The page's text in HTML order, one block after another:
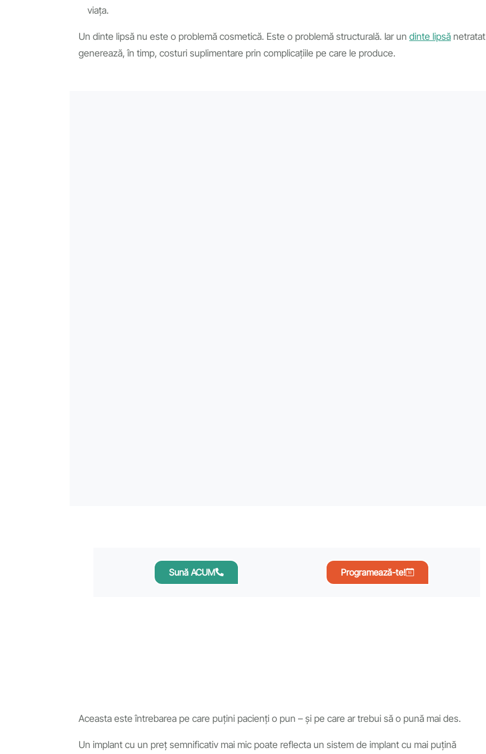
viața.
Un dinte lipsă nu este o problemă cosmetică. Este o problemă structurală. Iar un dinte lipsă netratat
generează, în timp, costuri suplimentare prin complicațiile pe care le produce.
Sună ACUM Programează-te!
Aceasta este întrebarea pe care puțini pacienți o pun – și pe care ar trebui să o pună mai des.
Un implant cu un preț semnificativ mai mic poate reflecta un sistem de implant cu mai puțină